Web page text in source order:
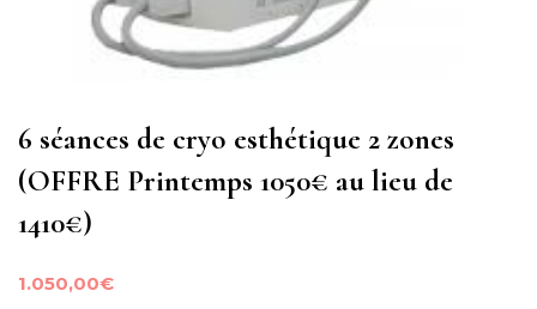
6 séances de cryo esthétique 2 zones
(OFFRE Printemps 1050€ au lieu de
1410€)
1.050,00€